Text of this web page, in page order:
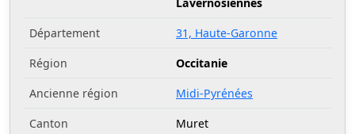
Département
31, Haute-Garonne
Région
Occitanie
Ancienne région
Midi-Pyrénées
Canton
Muret